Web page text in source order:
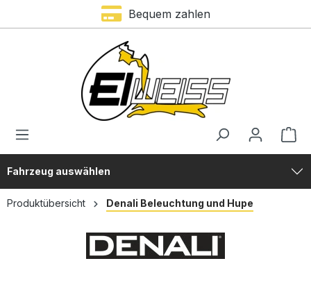
Bequem zahlen
Trustami Bewertung – 4,9 von 5 Sternen
Fahrzeug auswählen
Produktübersicht Denali Beleuchtung und Hupe